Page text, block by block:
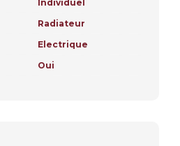
Individuel
Radiateur
Electrique
Oui